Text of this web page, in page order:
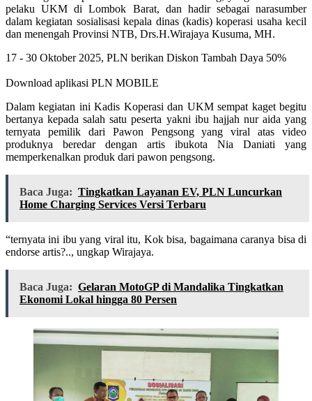
pelaku UKM di Lombok Barat, dan hadir sebagai narasumber
dalam kegiatan sosialisasi kepala dinas (kadis) koperasi usaha kecil
dan menengah Provinsi NTB, Drs.H.Wirajaya Kusuma, MH.
17 - 30 Oktober 2025, PLN berikan Diskon Tambah Daya 50%
Download aplikasi PLN MOBILE
Dalam kegiatan ini Kadis Koperasi dan UKM sempat kaget begitu
bertanya kepada salah satu peserta yakni ibu hajjah nur aida yang
ternyata pemilik dari Pawon Pengsong yang viral atas video
produknya beredar dengan artis ibukota Nia Daniati yang
memperkenalkan produk dari pawon pengsong.
Baca Juga: Tingkatkan Layanan EV, PLN Luncurkan
Home Charging Services Versi Terbaru
“ternyata ini ibu yang viral itu, Kok bisa, bagaimana caranya bisa di
endorse artis?.., ungkap Wirajaya.
Baca Juga: Gelaran MotoGP di Mandalika Tingkatkan
Ekonomi Lokal hingga 80 Persen